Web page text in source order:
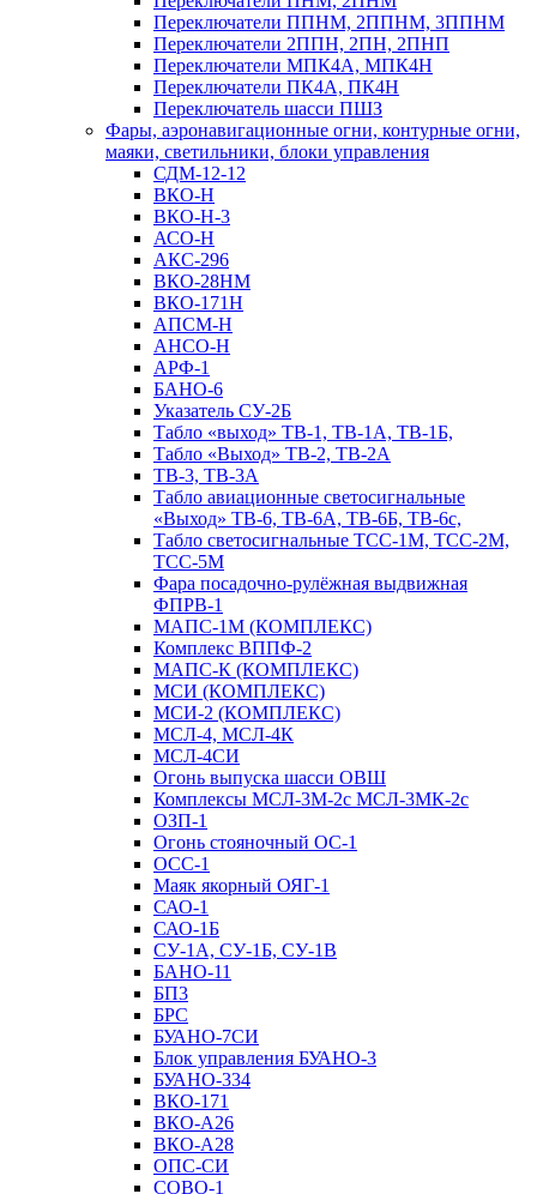
Переключатели ППНМ, 2ППНМ, 3ППНМ
Переключатели 2ППН, 2ПН, 2ПНП
Переключатели МПК4А, МПК4Н
Переключатели ПК4А, ПК4Н
Переключатель шасси ПШЗ
Фары, аэронавигационные огни, контyрные огни,
маяки, светильники, блоки управления
СДМ-12-12
ВКО-Н
ВКО-Н-3
АСО-Н
АКС-296
ВКО-28НМ
ВКО-171Н
АПСМ-Н
АНСО-Н
АРФ-1
БАНО-6
Указатель СУ-2Б
Табло «выход» ТВ-1, ТВ-1А, ТВ-1Б,
Табло «Выход» ТВ-2, ТВ-2А
ТВ-3, ТВ-3А
Табло авиационные светосигнальные
«Выход» ТВ-6, ТВ-6А, ТВ-6Б, ТВ-6с,
Табло светосигнальные ТСС-1М, ТСС-2М,
ТСС-5М
Фара посадочно-рулёжная выдвижная
ФПРВ-1
МАПС-1М (КОМПЛЕКС)
Комплекс ВППФ-2
МАПС-К (КОМПЛЕКС)
МСИ (КОМПЛЕКС)
МСИ-2 (КОМПЛЕКС)
МСЛ-4, МСЛ-4К
МСЛ-4СИ
Огонь выпуска шасси ОВШ
Комплексы МСЛ-3М-2с МСЛ-3МК-2с
ОЗП-1
Огонь стояночный ОС-1
ОСС-1
Маяк якорный ОЯГ-1
САО-1
САО-1Б
СУ-1А, СУ-1Б, СУ-1В
БАНО-11
БП3
БРС
БУАНО-7СИ
Блок управления БУАНО-3
БУАНО-334
ВКО-171
ВКО-А26
ВКО-А28
ОПС-СИ
СОВО-1